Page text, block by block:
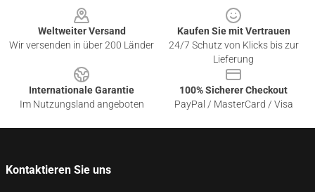
Weltweiter Versand
Wir versenden in über 200 Länder
Kaufen Sie mit Vertrauen
24/7 Schutz von Klicks bis zur
Lieferung
Internationale Garantie
Im Nutzungsland angeboten
100% Sicherer Checkout
PayPal / MasterCard / Visa
Kontaktieren Sie uns